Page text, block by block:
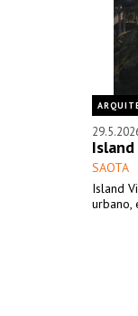
SAOTA
Island
urbano,